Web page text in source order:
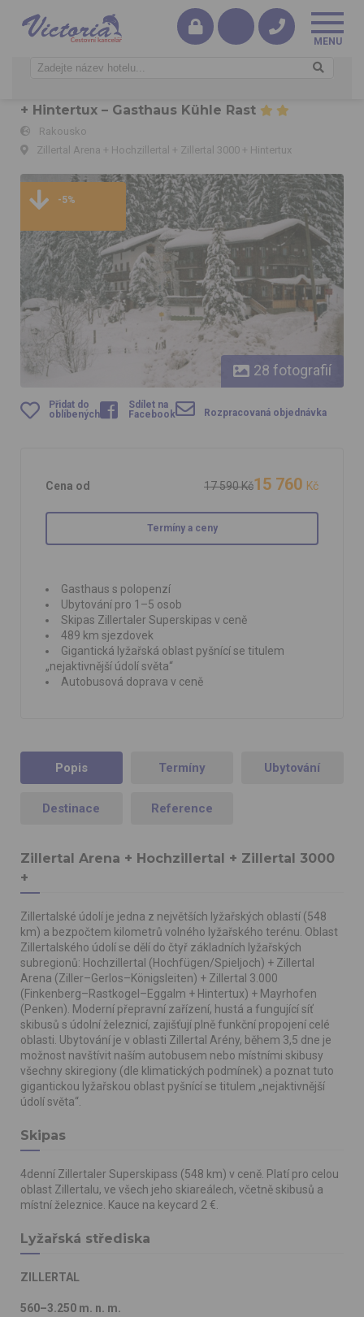
+ Hintertux – Gasthaus Kühle Rast
Rakousko
Zillertal Arena + Hochzillertal + Zillertal 3000 + Hintertux
Zillertal Arena + Hochzillertal + Zillertal 3000 + Hintertux –
Gasthaus Kühle Rast
-5%
28 fotografií
Přidat do
oblíbených
Sdílet na
Facebook
Rozpracovaná objednávka
Cena od 17 590 Kč15 760 Kč
Termíny a ceny
Gasthaus s polopenzí
Ubytování pro 1–5 osob
Skipas Zillertaler Superskipas v ceně
489 km sjezdovek
Gigantická lyžařská oblast pyšnící se titulem
„nejaktivnější údolí světa“
Autobusová doprava v ceně
Popis Termíny Ubytování
Destinace Reference
Zillertal Arena + Hochzillertal + Zillertal 3000
+
Zillertalské údolí je jedna z největších lyžařských oblastí (548
km) a bezpočtem kilometrů volného lyžařského terénu. Oblast
Zillertalského údolí se dělí do čtyř základních lyžařských
subregionů: Hochzillertal (Hochfügen/Spieljoch) + Zillertal
Arena (Ziller–Gerlos–Königsleiten) + Zillertal 3.000
(Finkenberg–Rastkogel–Eggalm + Hintertux) + Mayrhofen
(Penken). Moderní přepravní zařízení, hustá a fungující síť
skibusů s údolní železnicí, zajišťují plně funkční propojení celé
oblasti. Ubytování je v oblasti Zillertal Arény, během 3,5 dne je
možnost navštívit naším autobusem nebo místními skibusy
všechny skiregiony (dle klimatických podmínek) a poznat tuto
gigantickou lyžařskou oblast pyšnící se titulem „nejaktivnější
údolí světa“.
Skipas
4denní Zillertaler Superskipass (548 km) v ceně. Platí pro celou
oblast Zillertalu, ve všech jeho skiareálech, včetně skibusů a
místní železnice. Kauce na keycard 2 €.
Lyžařská střediska
ZILLERTAL
560–3.250 m. n. m.